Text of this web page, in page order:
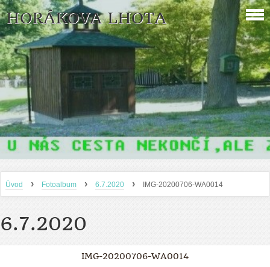
HORÁKOVA LHOTA
Úvod › Fotoalbum › 6.7.2020 › IMG-20200706-WA0014
6.7.2020
IMG-20200706-WA0014